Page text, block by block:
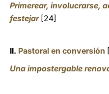
Primerear, involucrarse,
festejar[24]
II. Pastoral en conversión
Una impostergable